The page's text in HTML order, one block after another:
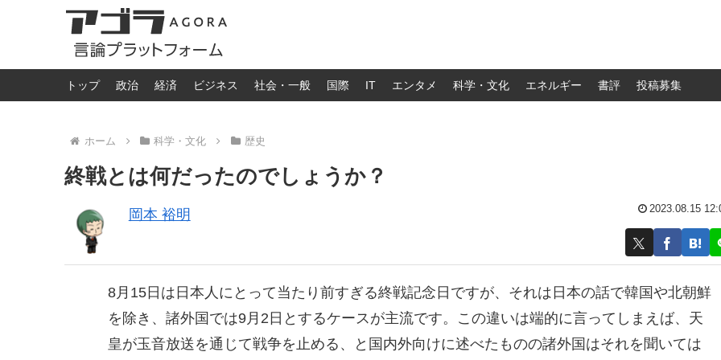
トップ 政治 経済 ビジネス 社会・一般 国際 IT エンタメ 科学・文化 エネルギー 書評 投稿募集
ホーム 科学・文化 歴史
終戦とは何だったのでしょうか？
岡本 裕明 2023.08.15
8月15日は日本人にとって当たり前すぎる終戦記念日ですが、それは日本の話で韓国や北朝鮮
を除き、諸外国では9月2日とするケースが主流です。この違いは端的に言ってしまえば、天
皇が玉音放送を通じて戦争を止める、と国内外向けに述べたものの諸外国はそれを聞いては